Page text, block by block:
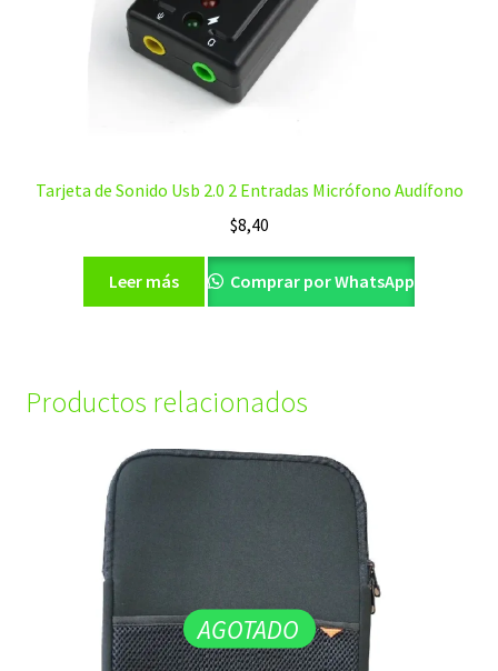
Tarjeta de Sonido Usb 2.0 2 Entradas Micrófono Audífono
$8,40
Leer más Comprar por WhatsApp
Productos relacionados
AGOTADO